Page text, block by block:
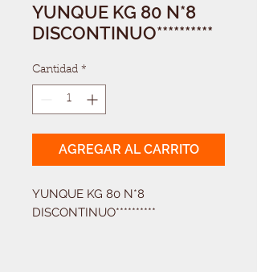
YUNQUE KG 80 N*8
DISCONTINUO**********
Cantidad *
AGREGAR AL CARRITO
YUNQUE KG 80 N*8
DISCONTINUO**********